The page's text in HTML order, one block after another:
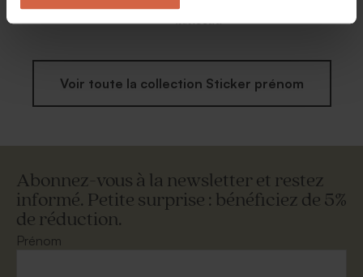
Autocollant fête licorne
Sticker anniversaire petit
lionceau
Voir toute la collection Sticker prénom
Abonnez-vous à la newsletter et restez
informé. Petite surprise : bénéficiez de 5%
de réduction.
Prénom